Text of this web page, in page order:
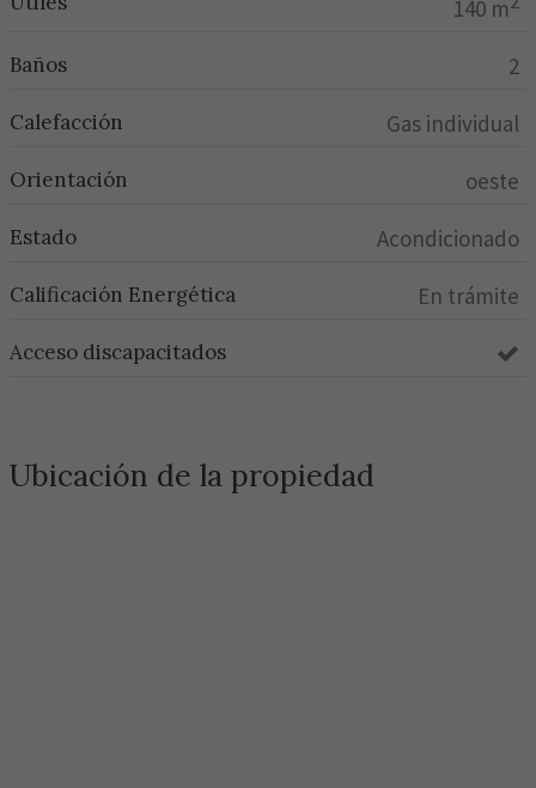
140 m
Baños 2
Calefacción Gas individual
Orientación oeste
Estado Acondicionado
Calificación Energética En trámite
Acceso discapacitados
Ubicación de la propiedad